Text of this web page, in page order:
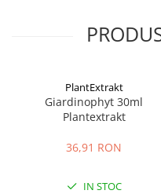
PlantExtrakt
Giardinophyt 30ml
Plantextrakt
36,91 RON
IN STOC